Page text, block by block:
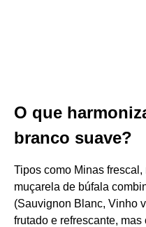
O que
branco suave?
Tipos como Minas
muçarela de búfala
(Sauvignon Blanc, Vinho
frutado e refrescante,